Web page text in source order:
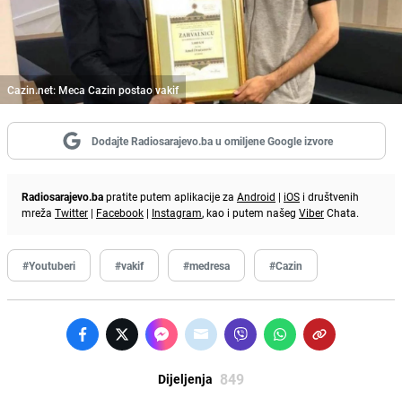
Cazin.net: Meca Cazin postao vakif
Dodajte Radiosarajevo.ba u omiljene Google izvore
Radiosarajevo.bapratite putem aplikacije za Android | iOS i društvenih
mreža Twitter | Facebook | Instagram, kao i putem našeg ViberChata.
#Youtuberi #vakif #medresa #Cazin
Dijeljenja 849